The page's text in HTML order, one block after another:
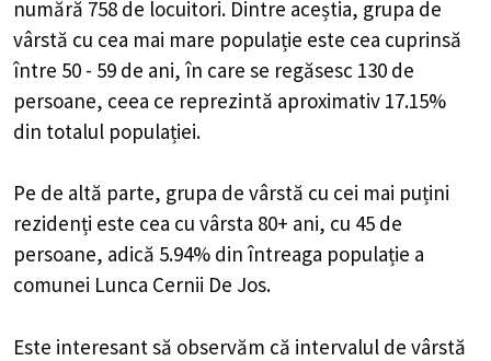
numără 758 de locuitori. Dintre aceștia, grupa de
vârstă cu cea mai mare populație este cea cuprinsă
între 50 - 59 de ani, în care se regăsesc 130 de
persoane, ceea ce reprezintă aproximativ 17.15%
din totalul populației.
Pe de altă parte, grupa de vârstă cu cei mai puțini
rezidenți este cea cu vârsta 80+ ani, cu 45 de
persoane, adică 5.94% din întreaga populație a
comunei Lunca Cernii De Jos.
Este interesant să observăm că intervalul de vârstă